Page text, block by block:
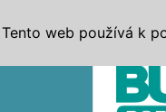
Tento web používá k